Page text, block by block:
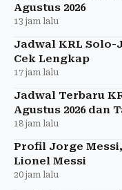
Agustus 2026
13 jam lalu
Jadwal KRL Solo-
Cek Lengkap
17 jam lalu
Jadwal Terbaru
Agustus 2026 dan
18 jam lalu
Profil Jorge
Lionel Messi
20 jam lalu